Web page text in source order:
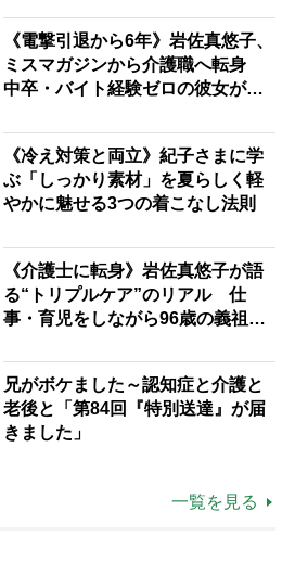
《電撃引退から6年》岩佐真悠子、
ミスマガジンから介護職へ転身
中卒・バイト経験ゼロの彼女が見
ながら自分らしくいられる」
《冷え対策と両立》紀子さまに学
ぶ「しっかり素材」を夏らしく軽
やかに魅せる3つの着こなし法則
《介護士に転身》岩佐真悠子が語
る“トリプルケア”のリアル 仕
事・育児をしながら96歳の義祖母
る「家での介護は“雑”でも気にし
ない」
兄がボケました～認知症と介護と
老後と「第84回『特別送達』が届
きました」
一覧を見る